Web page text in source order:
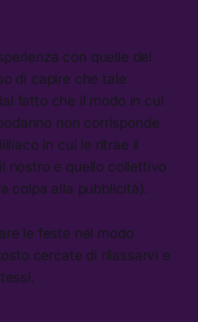
con quelle dei
di capire che tale
fatto che il modo in cui
non corrisponde
in cui le ritrae il
nostro e quello collettivo
colpa alla pubblicità).
le feste nel modo
cercate di rilassarvi e